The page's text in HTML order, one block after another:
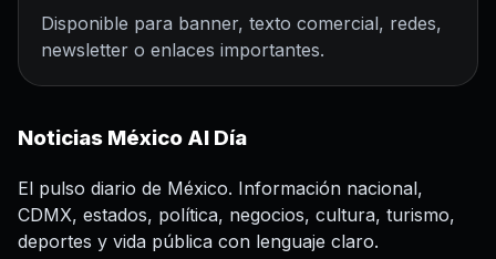
Disponible para banner, texto comercial, redes,
newsletter o enlaces importantes.
Noticias México Al Día
El pulso diario de México. Información nacional,
CDMX, estados, política, negocios, cultura, turismo,
deportes y vida pública con lenguaje claro.